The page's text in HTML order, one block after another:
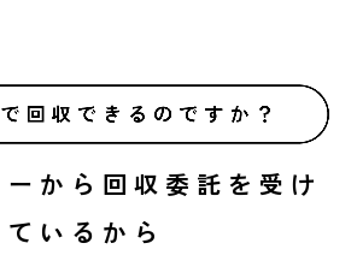
から回収委託を受け
ているから